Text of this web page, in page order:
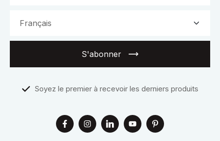
S'abonner
Soyez le premier à recevoir les derniers produits